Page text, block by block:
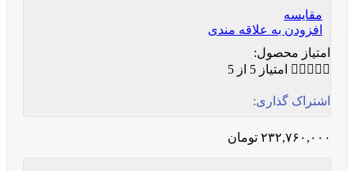
مقایسه
افزودن به علاقه مندی
امتیاز محصول:
     امتیاز 5 از 5
اشتراک گذاری:
۲۳۲,۷۶۰,۰۰۰ تومان